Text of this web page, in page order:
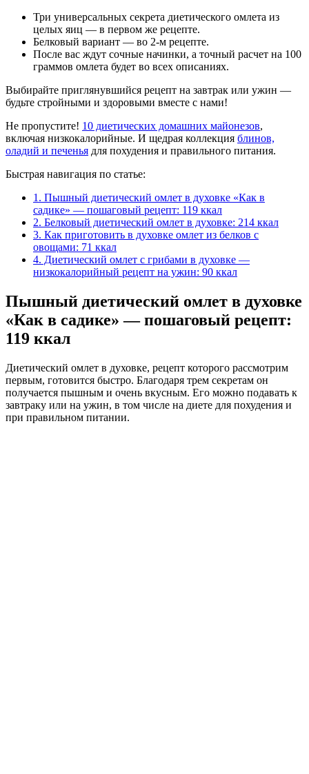
Три универсальных секрета диетического омлета из
целых яиц — в первом же рецепте.
Белковый вариант — во 2-м рецепте.
После вас ждут сочные начинки, а точный расчет на 100
граммов омлета будет во всех описаниях.
Выбирайте приглянувшийся рецепт на завтрак или ужин —
будьте стройными и здоровыми вместе с нами!
Не пропустите! 10 диетических домашних майонезов,
включая низкокалорийные. И щедрая коллекция блинов,
оладий и печенья для похудения и правильного питания.
Быстрая навигация по статье:
1. Пышный диетический омлет в духовке «Как в
садике» — пошаговый рецепт: 119 ккал
2. Белковый диетический омлет в духовке: 214 ккал
3. Как приготовить в духовке омлет из белков с
овощами: 71 ккал
4. Диетический омлет с грибами в духовке —
низкокалорийный рецепт на ужин: 90 ккал
Пышный диетический омлет в духовке
«Как в садике» — пошаговый рецепт:
119 ккал
Диетический омлет в духовке, рецепт которого рассмотрим
первым, готовится быстро. Благодаря трем секретам он
получается пышным и очень вкусным. Его можно подавать к
завтраку или на ужин, в том числе на диете для похудения и
при правильном питании.